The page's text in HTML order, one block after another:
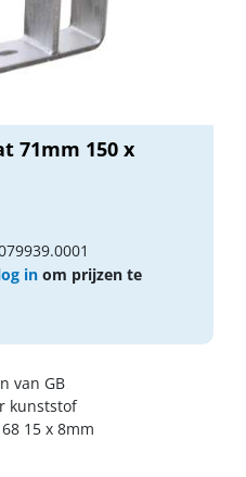
71mm 150 x
in om prijzen te